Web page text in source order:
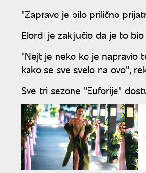
"Zapravo je bilo prilično
Elordi je zaključio da je to
"Nejt je neko ko je napravio
kako se sve svelo na ovo",
Sve tri sezone "Euforije"